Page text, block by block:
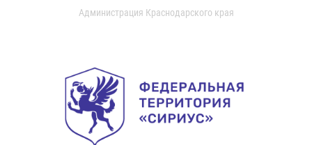
Администрация Краснодарского края